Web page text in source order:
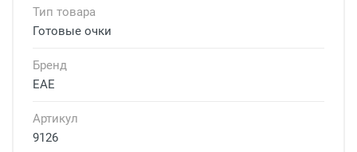
Тип товара
Готовые очки
Бренд
EAE
Артикул
9126